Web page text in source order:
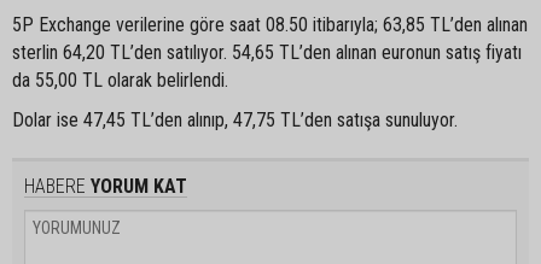
5P Exchange verilerine göre saat 08.50 itibarıyla; 63,85 TL’den alınan
sterlin 64,20 TL’den satılıyor. 54,65 TL’den alınan euronun satış fiyatı
da 55,00 TL olarak belirlendi.
Dolar ise 47,45 TL’den alınıp, 47,75 TL’den satışa sunuluyor.
HABERE YORUM KAT